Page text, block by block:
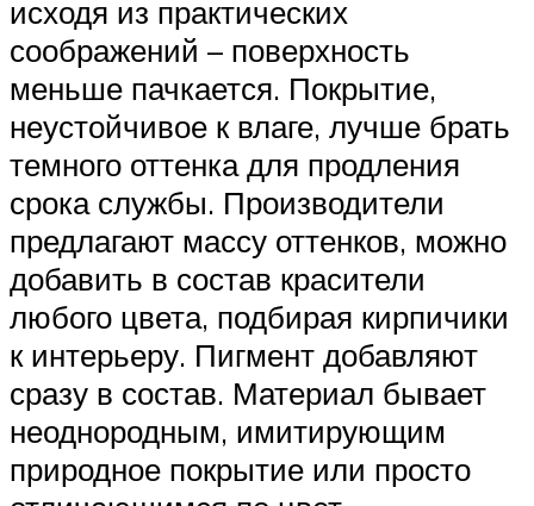
исходя из практических
соображений – поверхность
меньше пачкается. Покрытие,
неустойчивое к влаге, лучше брать
темного оттенка для продления
срока службы. Производители
предлагают массу оттенков, можно
добавить в состав красители
любого цвета, подбирая кирпичики
к интерьеру. Пигмент добавляют
сразу в состав. Материал бывает
неоднородным, имитирующим
природное покрытие или просто